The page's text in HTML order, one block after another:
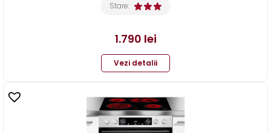
Stare:
1.790 lei
Vezi detalii